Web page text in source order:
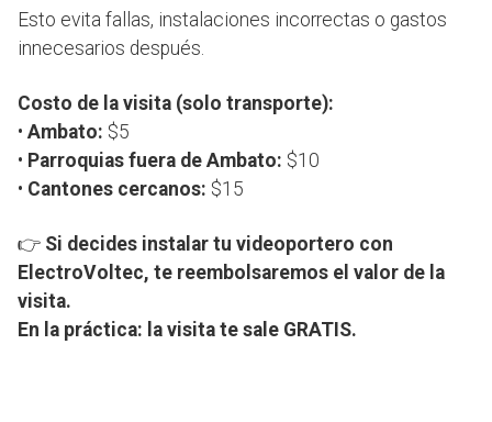
Esto evita fallas, instalaciones incorrectas o gastos
innecesarios después.
Costo de la visita (solo transporte):
• Ambato: $5
• Parroquias fuera de Ambato: $10
• Cantones cercanos: $15
👉 Si decides instalar tu videoportero con
ElectroVoltec, te reembolsaremos el valor de la
visita.
En la práctica: la visita te sale GRATIS.